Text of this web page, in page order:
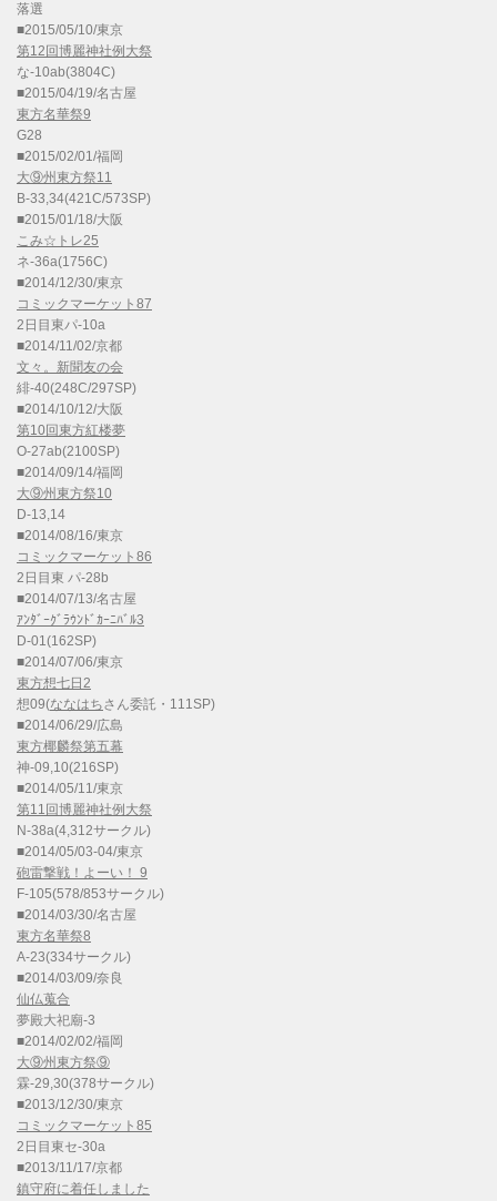
落選
■2015/05/10/東京
第12回博麗神社例大祭
な-10ab(3804C)
■2015/04/19/名古屋
東方名華祭9
G28
■2015/02/01/福岡
大⑨州東方祭11
B-33,34(421C/573SP)
■2015/01/18/大阪
こみ☆トレ25
ネ-36a(1756C)
■2014/12/30/東京
コミックマーケット87
2日目東パ-10a
■2014/11/02/京都
文々。新聞友の会
緋-40(248C/297SP)
■2014/10/12/大阪
第10回東方紅楼夢
O-27ab(2100SP)
■2014/09/14/福岡
大⑨州東方祭10
D-13,14
■2014/08/16/東京
コミックマーケット86
2日目東 パ-28b
■2014/07/13/名古屋
ｱﾝﾀﾞｰｸﾞﾗｳﾝﾄﾞｶｰﾆﾊﾞﾙ3
D-01(162SP)
■2014/07/06/東京
東方想七日2
想09(ななはちさん委託・111SP)
■2014/06/29/広島
東方椰麟祭第五幕
神-09,10(216SP)
■2014/05/11/東京
第11回博麗神社例大祭
N-38a(4,312サークル)
■2014/05/03-04/東京
砲雷撃戦！よーい！ 9
F-105(578/853サークル)
■2014/03/30/名古屋
東方名華祭8
A-23(334サークル)
■2014/03/09/奈良
仙仏蒐合
夢殿大祀廟-3
■2014/02/02/福岡
大⑨州東方祭⑨
霖-29,30(378サークル)
■2013/12/30/東京
コミックマーケット85
2日目東セ-30a
■2013/11/17/京都
鎮守府に着任しました